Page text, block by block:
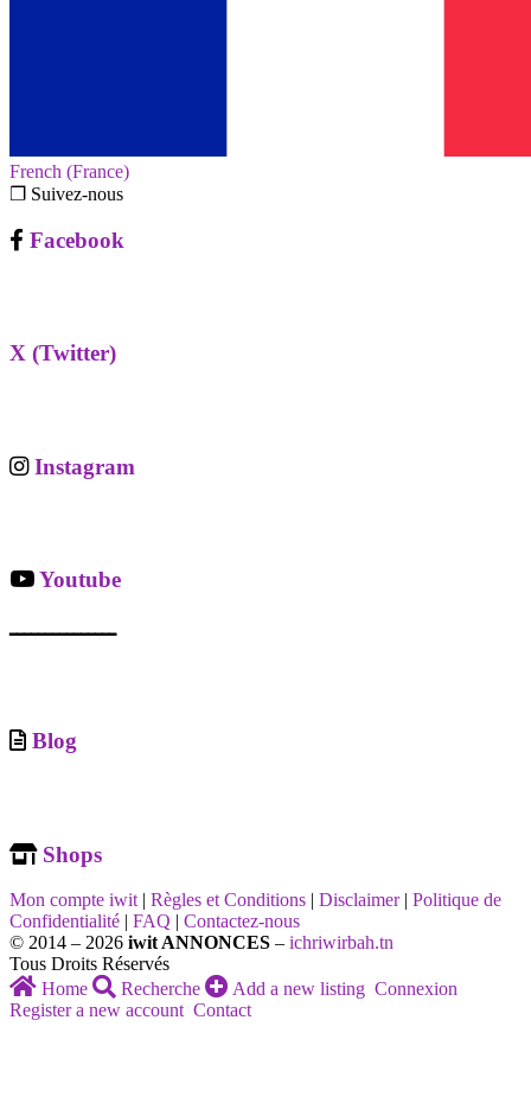
French (France)‎
❐ Suivez-nous
Facebook
X (Twitter)
Instagram
Youtube
ـــــــــــــــ
Blog
Shops
Mon compte iwit Règles et Conditions Disclaimer
Politique de
Confidentialité
FAQ
Contactez-nous
© 2014 – 2026 iwit ANNONCES – ichriwirbah.tn
Tous Droits Réservés
Home
Recherche Add a new listing Connexion
Register a new account Contact